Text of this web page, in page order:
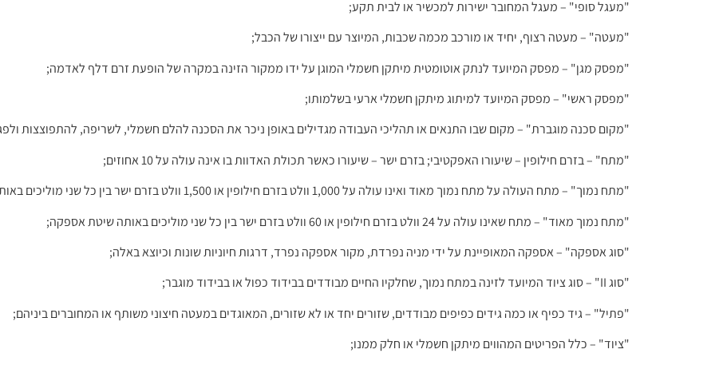
"מעטה" – מעטה רצוף, יחיד או מורכב מכמה שכבות, המיוצר עם ייצורו של הכבל;
"מפסק מגן" – מפסק המיועד לנתק אוטומטית מיתקן חשמלי המוגן על ידו ממקור הזינה במקרה של הופעת זרם דלף לאדמה;
"מפסק ראשי" – מפסק המיועד למיתוג מיתקן חשמלי ארעי בשלמותו;
"מקום סכנה מוגברת" – מקום שבו התנאים או תהליכי העבודה מגדילים באופן ניכר את הסכנה להלם חשמלי, לשריפה, להתפוצצות
"מתח" – בזרם חילופין – שיעורו האפקטיבי; בזרם ישר – שיעורו כאשר תכולת האדוות בו אינה עולה על 10 אחוזים;
"מתח נמוך" – מתח העולה על מתח נמוך מאוד ואינו עולה על 1,000 וולט בזרם חילופין או 1,500 וולט בזרם ישר בין כל שני מוליכים באותה שיטת אספקה;
"מתח נמוך מאוד" – מתח שאינו עולה על 24 וולט בזרם חילופין או 60 וולט בזרם ישר בין כל שני מוליכים באותה שיטת אספקה;
"סוג אספקה" – אספקה המאופיינת על ידי מניה נפרדת, מקור אספקה נפרד, דרגות חיוניות שונות וכיוצא באלה;
"סוג II" – סוג ציוד המיועד לזינה במתח נמוך, שחלקיו החיים מבודדים בבידוד כפול או בבידוד מוגבר;
"פתיל" – גיד כפיף או כמה גידים כפיפים מבודדים, שזורים יחד או לא שזורים, המאוגדים במעטה חיצוני משותף או המחוברים ביניהם;
"ציוד" – כלל הפריטים המהווים מיתקן חשמלי או חלק ממנו;
"ציוד מיטלטל" – ציוד המיועד, בשימוש הרגיל בו, להעברה ממקום למקום;